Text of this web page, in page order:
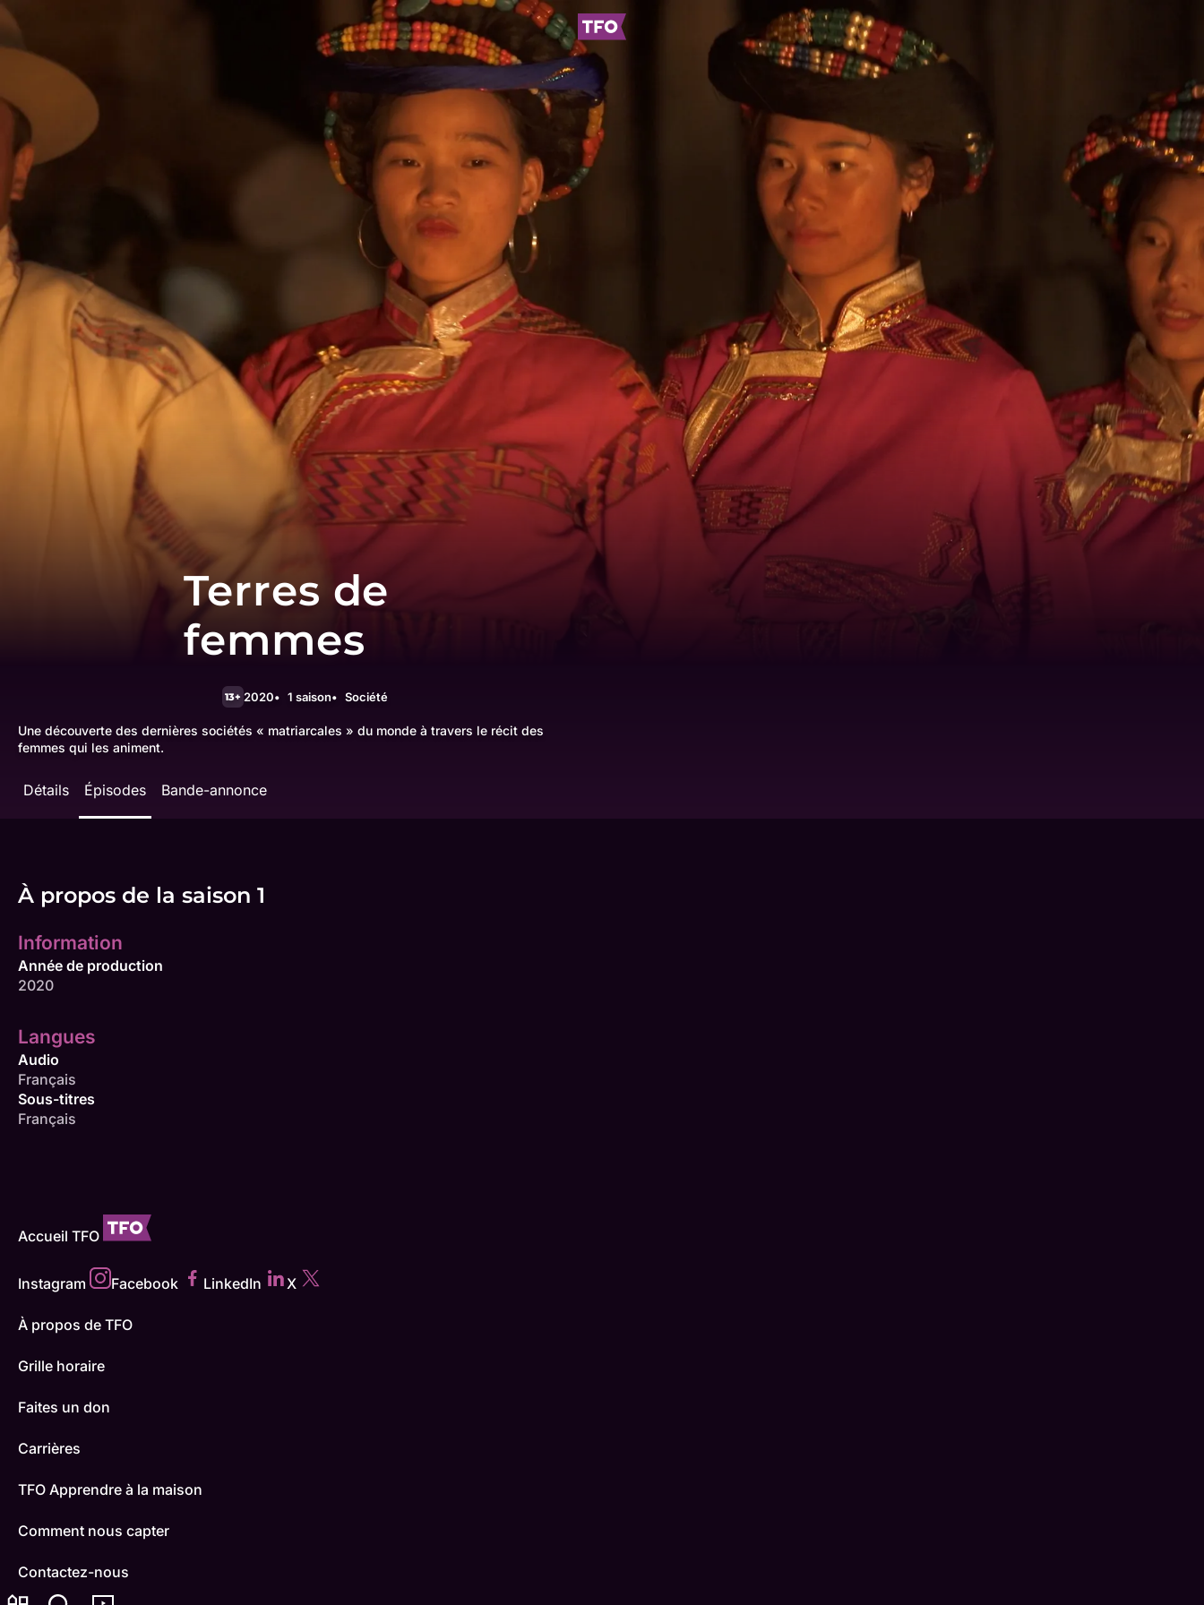
Terres de
femmes
13+ 2020 1 saison Société
Une découverte des dernières sociétés « matriarcales » du monde à travers le récit des
femmes qui les animent.
Détails Épisodes Bande-annonce
À propos de la saison 1
Information
Année de production
2020
Langues
Audio
Français
Sous-titres
Français
Accueil TFO
Instagram Facebook LinkedIn X
À propos de TFO
Grille horaire
Faites un don
Carrières
TFO Apprendre à la maison
Comment nous capter
Contactez-nous